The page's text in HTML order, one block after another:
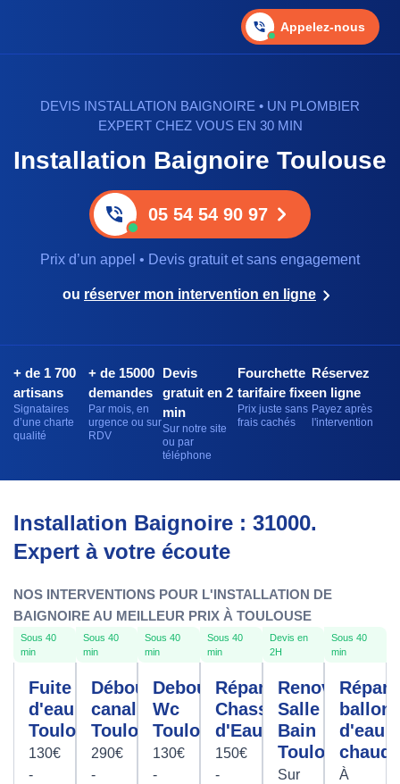
Appelez-nous
DEVIS INSTALLATION BAIGNOIRE • UN PLOMBIER
EXPERT CHEZ VOUS EN 30 MIN
Installation Baignoire Toulouse
05 54 54 90 97
Prix d’un appel • Devis gratuit et sans engagement
ou réserver mon intervention en ligne
+ de 1 700
artisans
Signataires
d’une charte
qualité
+ de 15000
demandes
Par mois, en
urgence ou sur
RDV
Devis
gratuit en 2
min
Sur notre site
ou par
téléphone
Fourchette
tarifaire fixe
Prix juste sans
frais cachés
Réservez
en ligne
Payez après
l'intervention
Installation Baignoire : 31000.
Expert à votre écoute
NOS INTERVENTIONS POUR L'INSTALLATION DE
BAIGNOIRE AU MEILLEUR PRIX À TOULOUSE
Sous 40
min
Fuite
d'eau
Toulouse
130€
-
Sous 40
min
Débouchage
canalisation
Toulouse
290€
-
Sous 40
min
Debouchage
Wc
Toulouse
130€
-
Sous 40
min
Réparation
Chasse
d'Eau
150€
-
Devis en
2H
Renovation
Salle De
Bain
Toulouse
Sur
Sous 40
min
ballon
d'eau
À